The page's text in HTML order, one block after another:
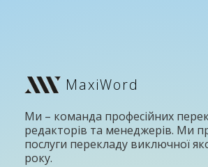
MaxiWord
Ми – команда професійних
редакторів та менеджерів. Ми
послуги перекладу виключної
року.